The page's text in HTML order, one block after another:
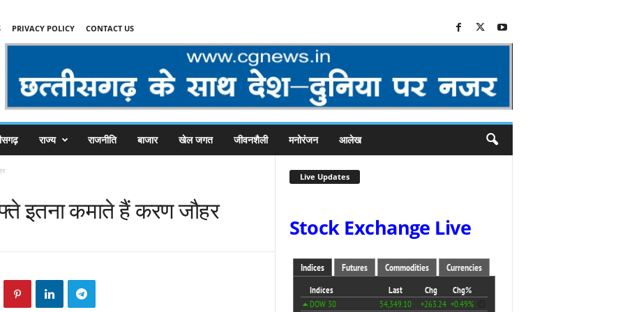
PRIVACY POLICY CONTACT US
राज्य राजनीति बाजार खेल जगत जीवनशैली मनोरंजन आलेख
इतना कमाते हैं करण जौहर
Live Updates
Stock Exchange Live